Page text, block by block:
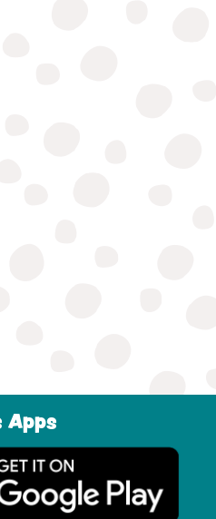
Apps